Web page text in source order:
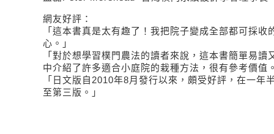
網友好評：
「這本書真是太有趣了！我把院子變成全部都可採收
心。」
「對於想學習樸門農法的讀者來說，這本書簡單易讀
中介紹了許多適合小庭院的栽種方法，很有參考價值
「日文版自2010年8月發行以來，頗受好評，在一年
至第三版。」